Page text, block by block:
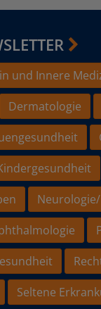
und Innere
Dermatologie
Seltene